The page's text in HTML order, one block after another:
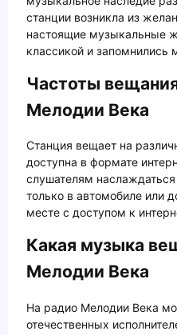
станции возникла из
настоящие музыкальные
классикой и запомнились
Частоты
Мелодии Века
Станция вещает на
доступна в формате
слушателям
только в автомобиле или
месте с доступом к
Какая музыка
Мелодии Века
На радио Мелодии Века
отечественных